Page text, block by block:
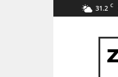
31.2 C